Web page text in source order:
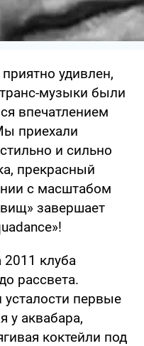
удивлен,
музыки были
впечатлением
приехали
и сильно
прекрасный
с масштабом
завершает
2011 клуба
рассвета.
усталости первые
у аквабара,
коктейли под